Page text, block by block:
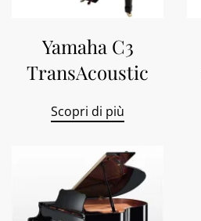
Yamaha C3
TransAcoustic
Scopri di più